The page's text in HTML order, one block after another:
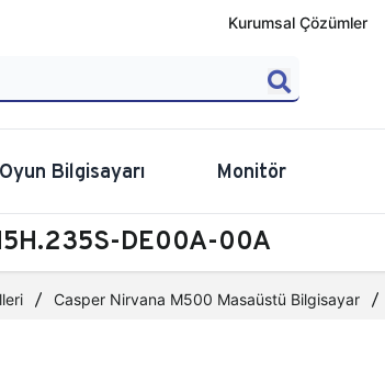
Kurumsal Çözümler
Oyun Bilgisayarı Monitör
DE00A-00A
Casper Nirvana M500 Masaüstü Bilgisayar